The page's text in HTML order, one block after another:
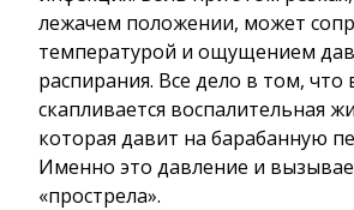
лежачем положении, может
температурой и ощущением
распирания. Все дело в том, что
скапливается воспалительная
которая давит на барабанную
Именно это давление и
«прострела».